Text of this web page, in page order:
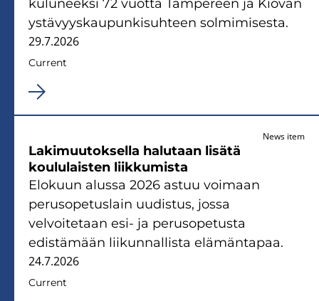
kuluneeksi 72 vuotta Tampereen ja Kiovan
ystävyyskaupunkisuhteen solmimisesta.
29.7.2026
Current
News item
Lakimuutoksella halutaan lisätä
koululaisten liikkumista
Elokuun alussa 2026 astuu voimaan
perusopetuslain uudistus, jossa
velvoitetaan esi- ja perusopetusta
edistämään liikunnallista elämäntapaa.
24.7.2026
Current